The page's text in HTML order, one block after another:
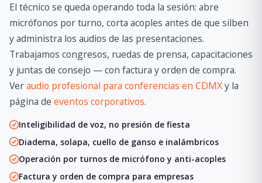
El técnico se queda operando toda la sesión: abre
micrófonos por turno, corta acoples antes de que silben
y administra los audios de las presentaciones.
Trabajamos congresos, ruedas de prensa, capacitaciones
y juntas de consejo — con factura y orden de compra.
Veraudio profesional para conferencias en CDMXy la
página de eventos corporativos.
Inteligibilidad de voz, no presión de fiesta
Diadema, solapa, cuello de ganso e inalámbricos
Operación por turnos de micrófono y anti-acoples
Factura y orden de compra para empresas